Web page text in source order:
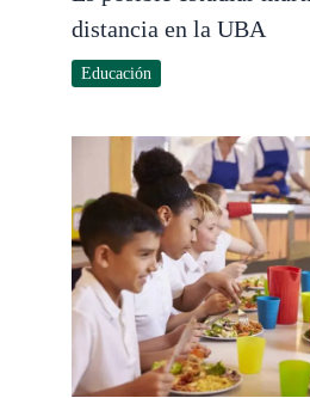
distancia en la UBA
Educación